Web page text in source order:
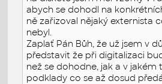
abych se dohodl na
ně zařizoval nějaký externista
nebyl.
Zaplať Pán Bůh, že už jsem v
představit že při digitalizaci
než se dohodne, jak a v jakém
podklady co se až dosud